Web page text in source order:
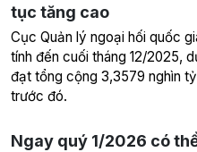
tục tăng cao
Cục Quản lý ngoại hối quốc
tính đến cuối tháng 12/2025,
đạt tổng cộng 3,3579 nghìn
trước đó.
Ngay quý 1/2026 có